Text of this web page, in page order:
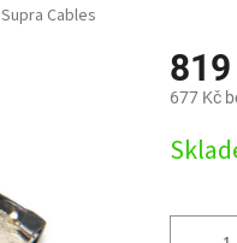
Supra Cables
677 Kč
cena: